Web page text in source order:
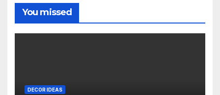
You missed
DECOR IDEAS